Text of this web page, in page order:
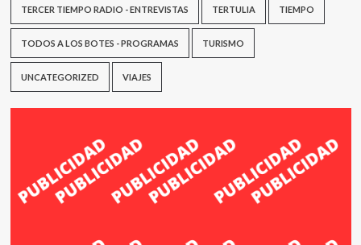
TERCER TIEMPO RADIO - ENTREVISTAS TERTULIA TIEMPO
TODOS A LOS BOTES - PROGRAMAS TURISMO
UNCATEGORIZED VIAJES